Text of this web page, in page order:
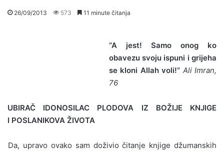
26/09/2013 573 11 minute čitanja
“A jest! Samo onog ko
obavezu svoju ispuni i grijeha
se kloni Allah voli!” Ali Imran,
76
UBIRAČ IDONOSILAC PLODOVA IZ BOŽIJE KNJIGE
I POSLANIKOVA ŽIVOTA
Da, upravo ovako sam doživio čitanje knjige džumanskih